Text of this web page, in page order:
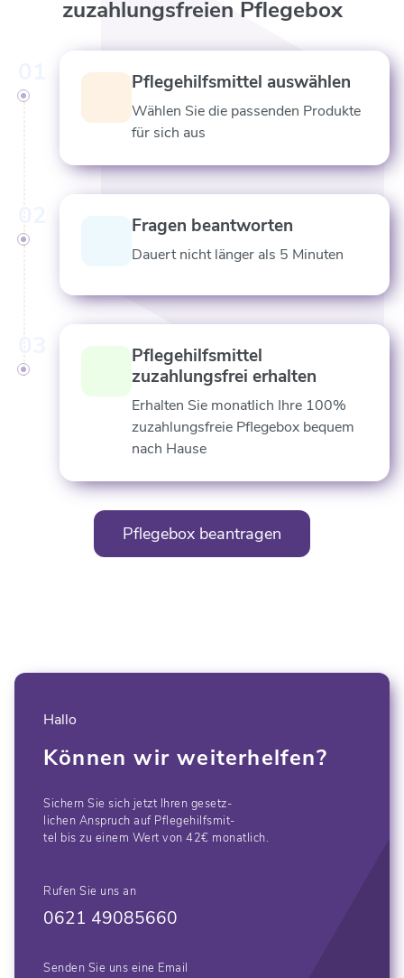
zuzahlungsfreien Pflegebox
Pflegehilfsmittel auswählen
Wählen Sie die passenden Produkte
für sich aus
02 Fragen beantworten
Dauert nicht länger als 5 Minuten
03
Pflegehilfsmittel
zuzahlungsfrei erhalten
Erhalten Sie monatlich Ihre 100%
zuzahlungsfreie Pflegebox bequem
nach Hause
Pflegebox beantragen
Hallo
Können wir weiterhelfen?
Sichern Sie sich jetzt Ihren gesetz-
lichen Anspruch auf Pflegehilfsmit-
tel bis zu einem Wert von 42€ monatlich.
Rufen Sie uns an
0621 49085660
Senden Sie uns eine Email